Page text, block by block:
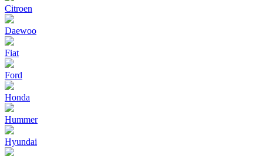
Citroen
Daewoo
Fiat
Ford
Honda
Hummer
Hyundai